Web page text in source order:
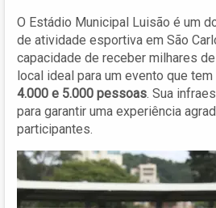
O Estádio Municipal Luisão é um
de atividade esportiva em São
capacidade de receber milhares
local ideal para um evento que
4.000 e 5.000 pessoas. Sua
para garantir uma experiência
participantes.